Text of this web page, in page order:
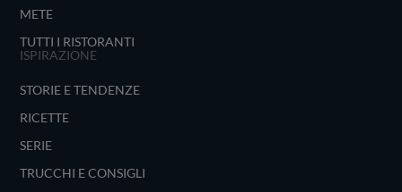
METE
TUTTI I RISTORANTI
ISPIRAZIONE
STORIE E TENDENZE
RICETTE
SERIE
TRUCCHI E CONSIGLI